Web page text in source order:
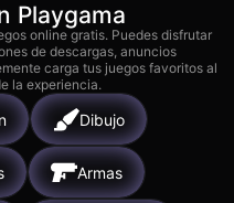
Playgama
online gratis. Puedes disfrutar
de descargas, anuncios
carga tus juegos favoritos al
la experiencia.
Dibujo
Armas